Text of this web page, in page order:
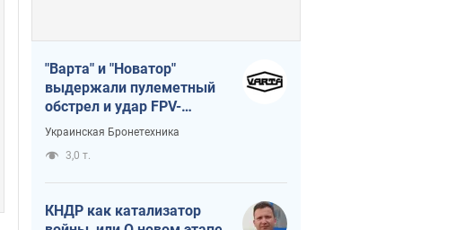
"Варта" и "Новатор"
выдержали пулеметный
обстрел и удар FPV-
дрона, сохранив жизнь
Украинская Бронетехника
3,0 т.
КНДР как катализатор